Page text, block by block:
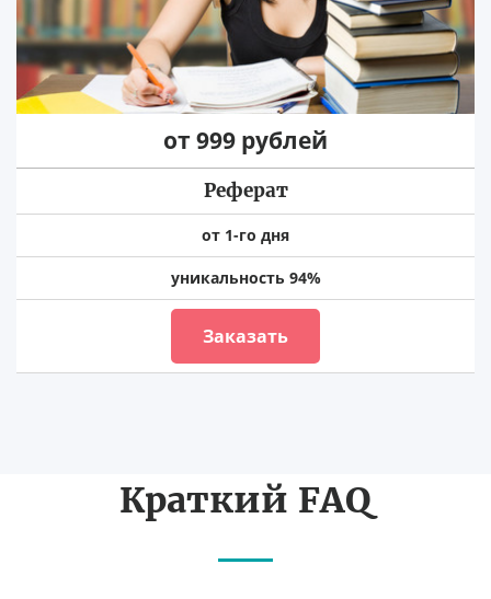
от 999 рублей
Реферат
от 1-го дня
уникальность 94%
Заказать
Краткий FAQ